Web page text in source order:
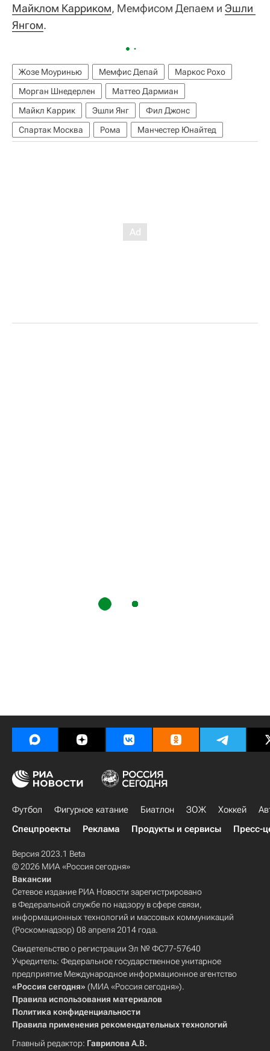
Майклом Карриком, Мемфисом Депаем и Эшли
Янгом.
Жозе Моуринью Мемфис Депай
Маркос Рохо
Морган Шнедерлен
Маттео Дармиан
Майкл Каррик
Эшли Янг
Фил Джонс
Спартак Москва
Рома Манчестер Юнайтед
Футбол Фигурное катание Биатлон ЗОЖ Хоккей
Спецпроекты
Реклама Продукты и сервисы Пресс-
Версия 2023.1 Beta
© 2026 МИА «Россия сегодня»
Вакансии
Сетевое издание РИА Новости зарегистрировано
в Федеральной службе по надзору в сфере связи,
информационных технологий и массовых коммуникаций
(Роскомнадзор) 08 апреля 2014 года.
Свидетельство о регистрации Эл № ФС77-57640
Учредитель: Федеральное государственное унитарное
предприятие Международное информационное агентство
«Россия сегодня» (МИА «Россия сегодня»).
Правила использования материалов
Политика конфиденциальности
Правила применения рекомендательных технологий
Главный редактор: Гаврилова А.В.